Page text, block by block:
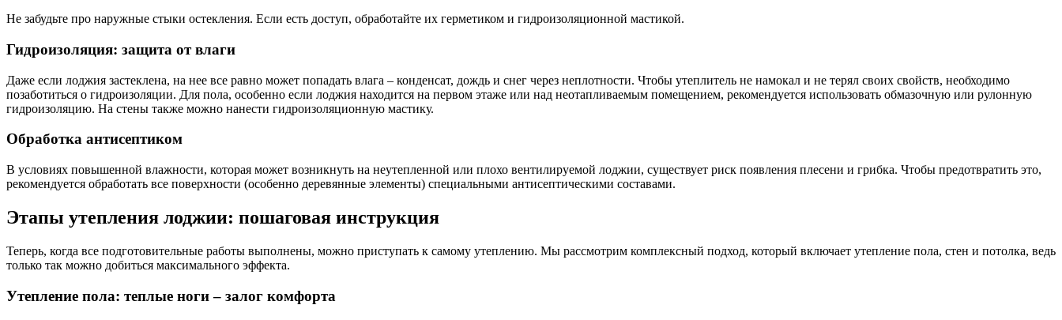
Не забудьте про наружные стыки остекления. Если есть доступ, обработайте их герметиком и гидроизоляционной мастикой.
Гидроизоляция: защита от влаги
Даже если лоджия застеклена, на нее все равно может попадать влага – конденсат, дождь и снег через неплотности. Чтобы утеплитель не намокал и не терял своих свойств, необходимо
позаботиться о гидроизоляции. Для пола, особенно если лоджия находится на первом этаже или над неотапливаемым помещением, рекомендуется использовать обмазочную или рулонную
гидроизоляцию. На стены также можно нанести гидроизоляционную мастику.
Обработка антисептиком
В условиях повышенной влажности, которая может возникнуть на неутепленной или плохо вентилируемой лоджии, существует риск появления плесени и грибка. Чтобы предотвратить это,
рекомендуется обработать все поверхности (особенно деревянные элементы) специальными антисептическими составами.
Этапы утепления лоджии: пошаговая инструкция
Теперь, когда все подготовительные работы выполнены, можно приступать к самому утеплению. Мы рассмотрим комплексный подход, который включает утепление пола, стен и потолка, ведь
только так можно добиться максимального эффекта.
Утепление пола: теплые ноги – залог комфорта